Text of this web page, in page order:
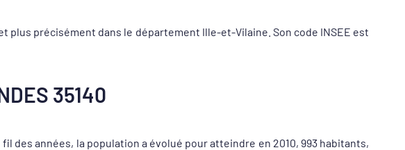
plus précisément dans le département Ille-et-Vilaine. Son code INSEE est
35140
fil des années, la population a évolué pour atteindre en 2010, 993 habitants,